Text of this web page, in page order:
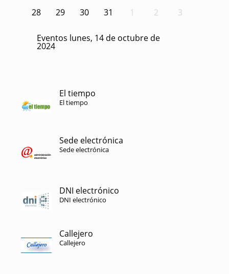
28
29 30 31 1 2 3
Eventos lunes, 14 de octubre de
2024
El tiempo
El tiempo
Sede electrónica
Sede electrónica
DNI electrónico
DNI electrónico
Callejero
Callejero